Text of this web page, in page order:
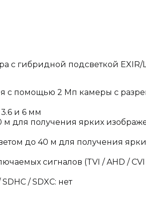
с гибридной подсветкой EXIR/
с помощью 2 Мп камеры с
и 6 мм
м для получения ярких
до 40 м для получения
сигналов (TVI / AHD / CVI
/ SDXC: нет